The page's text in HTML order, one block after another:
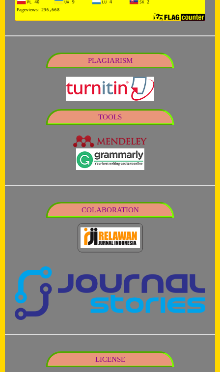
PLAGIARISM
TOOLS
COLABORATION
LICENSE